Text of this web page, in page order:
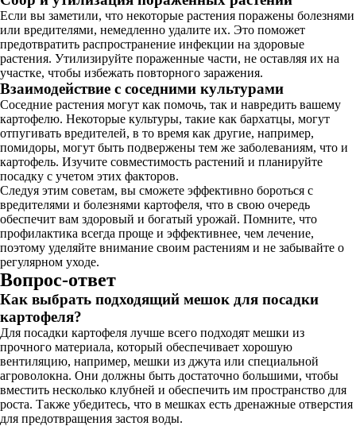
Если вы заметили, что некоторые растения поражены болезнями
или вредителями, немедленно удалите их. Это поможет
предотвратить распространение инфекции на здоровые
растения. Утилизируйте пораженные части, не оставляя их на
участке, чтобы избежать повторного заражения.
Взаимодействие с соседними культурами
Соседние растения могут как помочь, так и навредить вашему
картофелю. Некоторые культуры, такие как бархатцы, могут
отпугивать вредителей, в то время как другие, например,
помидоры, могут быть подвержены тем же заболеваниям, что и
картофель. Изучите совместимость растений и планируйте
посадку с учетом этих факторов.
Следуя этим советам, вы сможете эффективно бороться с
вредителями и болезнями картофеля, что в свою очередь
обеспечит вам здоровый и богатый урожай. Помните, что
профилактика всегда проще и эффективнее, чем лечение,
поэтому уделяйте внимание своим растениям и не забывайте о
регулярном уходе.
Вопрос-ответ
Как выбрать подходящий мешок для посадки
картофеля?
Для посадки картофеля лучше всего подходят мешки из
прочного материала, который обеспечивает хорошую
вентиляцию, например, мешки из джута или специальной
агроволокна. Они должны быть достаточно большими, чтобы
вместить несколько клубней и обеспечить им пространство для
роста. Также убедитесь, что в мешках есть дренажные отверстия
для предотвращения застоя воды.